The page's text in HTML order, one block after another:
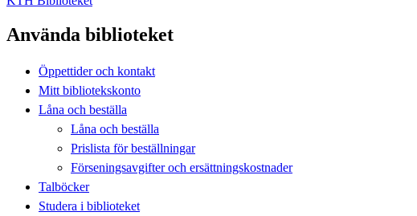
Använda biblioteket
Öppettider och kontakt
Mitt bibliotekskonto
Låna och beställa
Låna och beställa
Prislista för beställningar
Förseningsavgifter och ersättningskostnader
Talböcker
Studera i biblioteket